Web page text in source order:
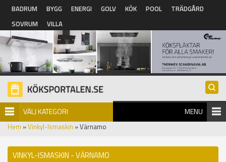
Hoppa till huvudinnehåll
BADRUM BYGG ENERGI GOLV KÖK POOL
TRÄDGÅRD
SOVRUM
VILLA
VÄLJ KATEGORI MENU
Hem »Vinkyl-Ismaskin » Värnamo
VINKYL-ISMASKIN - VÄRNAMO